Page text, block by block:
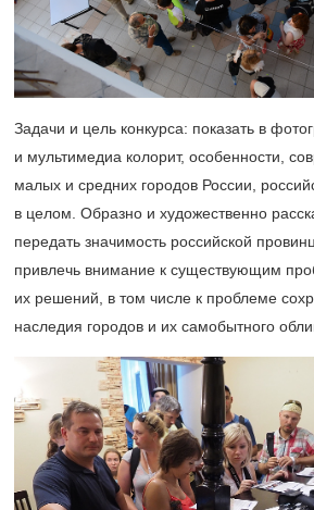
Задачи и цель конкурса: показать в
и мультимедиа колорит, особенности,
малых и средних городов России,
в целом. Образно и художественно
передать значимость российской
привлечь внимание к существующим
их решений, в том числе к проблеме
наследия городов и их самобытного